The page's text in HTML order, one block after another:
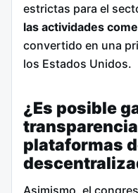
estrictas para el
las actividades
convertido en una
los Estados Unidos.
¿Es posible
plataformas